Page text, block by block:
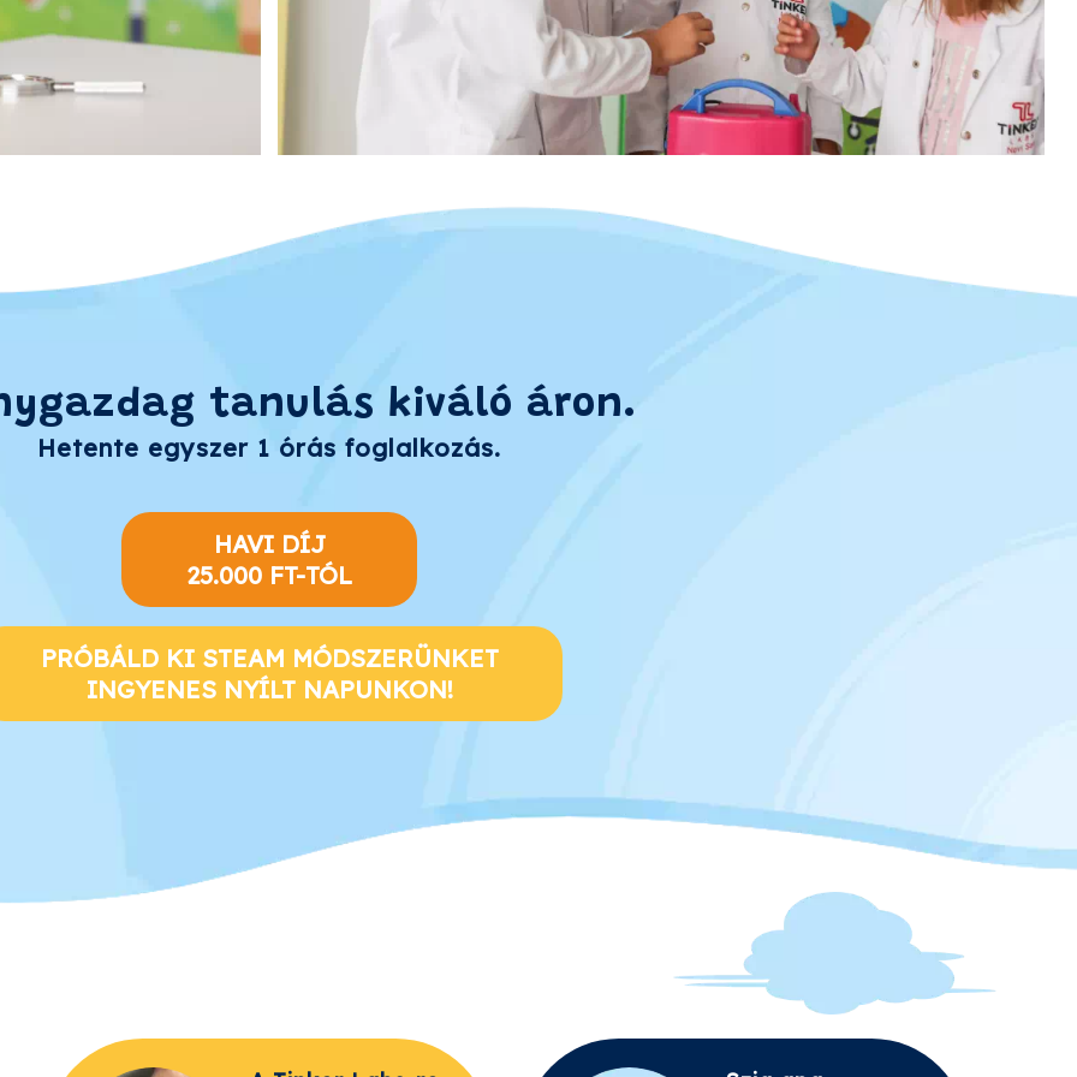
tanulás kiváló áron.
Hetente egyszer 1 órás foglalkozás.
HAVI DÍJ
25.000 FT-TÓL
PRÓBÁLD KI STEAM MÓDSZERÜNKET
INGYENES NYÍLT NAPUNKON!